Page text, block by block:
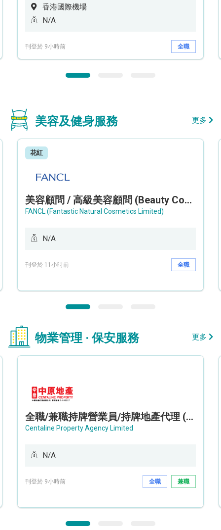
香港國際機場
N/A
刊登於 9小時前 全職
美容及健身服務 更多
花紅
美容顧問 / 高級美容顧問 (Beauty Consultant / Senior Beauty Consultant)
FANCL (Fantastic Natural Cosmetics Limited)
N/A
刊登於 11小時前 全職
物業管理 · 保安服務 更多
全職/兼職持牌營業員/持牌地產代理 (長沙灣/將軍澳/油塘)
Centaline Property Agency Limited
N/A
刊登於 9小時前 全職 兼職